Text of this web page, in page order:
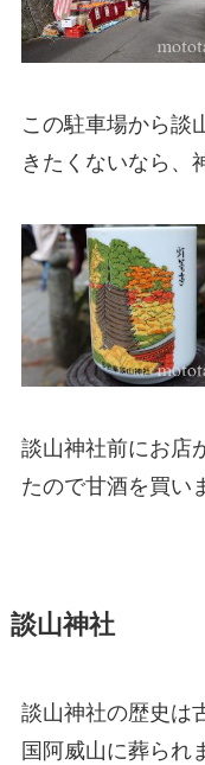
この駐車場から談
きたくないなら、
談山神社前にお店
たので甘酒を買い
談山神社
談山神社の歴史は
国阿威山に葬られ